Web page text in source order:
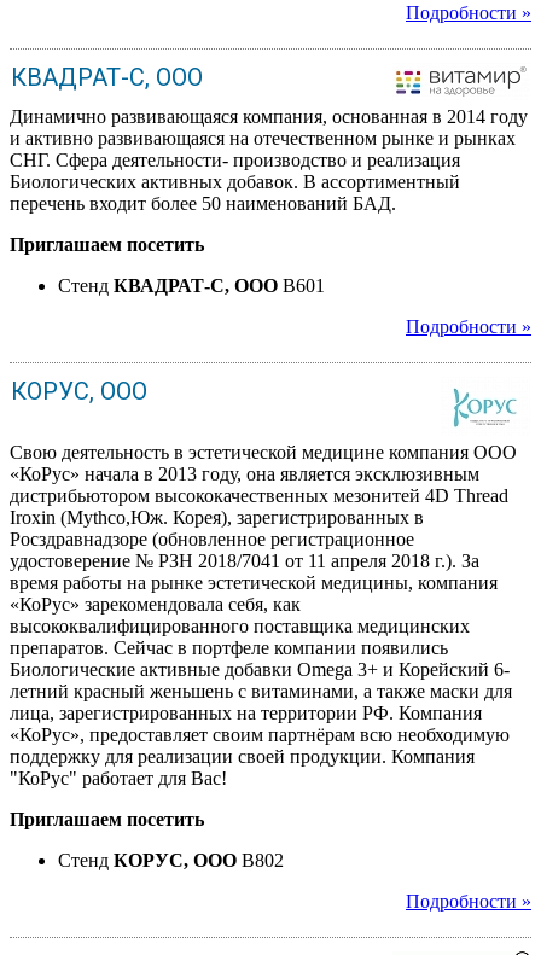
Подробности »
КВАДРАТ-С, ООО
Динамично развивающаяся компания, основанная в 2014 году
и активно развивающаяся на отечественном рынке и рынках
СНГ. Сфера деятельности- производство и реализация
Биологических активных добавок. В ассортиментный
перечень входит более 50 наименований БАД.
Приглашаем посетить
Стенд КВАДРАТ-С, ООО B601
Подробности »
КОРУС, ООО
Свою деятельность в эстетической медицине компания ООО
«КоРус» начала в 2013 году, она является эксклюзивным
дистрибьютором высококачественных мезонитей 4D Thread
Iroxin (Mythco,Юж. Корея), зарегистрированных в
Росздравнадзоре (обновленное регистрационное
удостоверение № РЗН 2018/7041 от 11 апреля 2018 г.). За
время работы на рынке эстетической медицины, компания
«КоРус» зарекомендовала себя, как
высококвалифицированного поставщика медицинских
препаратов. Сейчас в портфеле компании появились
Биологические активные добавки Omega 3+ и Корейский 6-
летний красный женьшень с витаминами, а также маски для
лица, зарегистрированных на территории РФ. Компания
«КоРус», предоставляет своим партнёрам всю необходимую
поддержку для реализации своей продукции. Компания
"КоРус" работает для Вас!
Приглашаем посетить
Стенд КОРУС, ООО B802
Подробности »